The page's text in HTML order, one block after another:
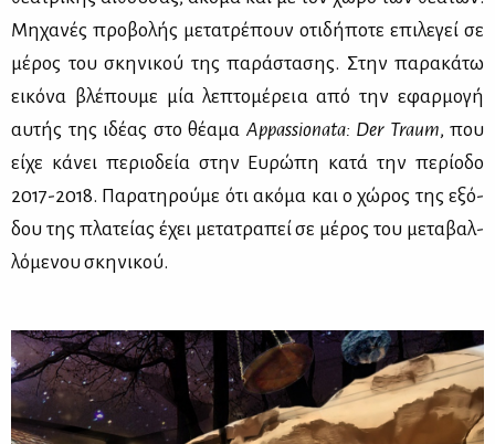
Μη­χα­νές προ­βο­λής με­τα­τρέ­πουν οτι­δή­πο­τε επι­λε­γεί σε
μέ­ρος του σκη­νι­κού της πα­ρά­στα­σης. Στην πα­ρα­κά­τω
ει­κό­να βλέ­που­με μία λε­πτο­μέ­ρεια από την εφαρ­μο­γή
αυ­τής της ιδέ­ας στο θέ­α­μα Appassionata: Der Traum, που
εί­χε κά­νει πε­ριο­δεία στην Ευ­ρώ­πη κα­τά την πε­ρί­ο­δο
2017-2018. Πα­ρα­τη­ρού­με ότι ακό­μα και ο χώ­ρος της εξό­
δου της πλα­τεί­ας έχει με­τα­τρα­πεί σε μέ­ρος του με­τα­βαλ­
λό­με­νου σκη­νι­κού.